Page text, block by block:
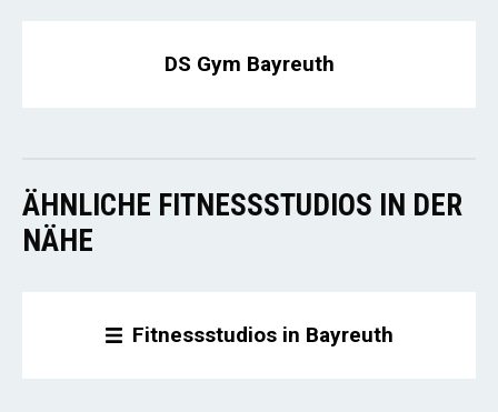
DS Gym Bayreuth
ÄHNLICHE FITNESSSTUDIOS IN DER
NÄHE
Fitnessstudios in Bayreuth